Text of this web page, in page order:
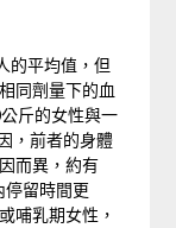
的平均值，但
同劑量下的血
斤的女性與一
，前者的身體
而異，約有
停留時間更
哺乳期女性，